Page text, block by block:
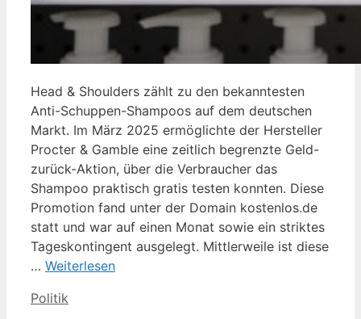
Head & Shoulders zählt zu den bekanntesten
Anti-Schuppen-Shampoos auf dem deutschen
Markt. Im März 2025 ermöglichte der Hersteller
Procter & Gamble eine zeitlich begrenzte Geld-
zurück-Aktion, über die Verbraucher das
Shampoo praktisch gratis testen konnten. Diese
Promotion fand unter der Domain kostenlos.de
statt und war auf einen Monat sowie ein striktes
Tageskontingent ausgelegt. Mittlerweile ist diese
… Weiterlesen
Kategorien
Politik